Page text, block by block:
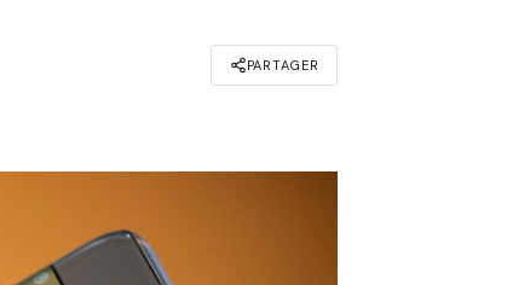
PARTAGER